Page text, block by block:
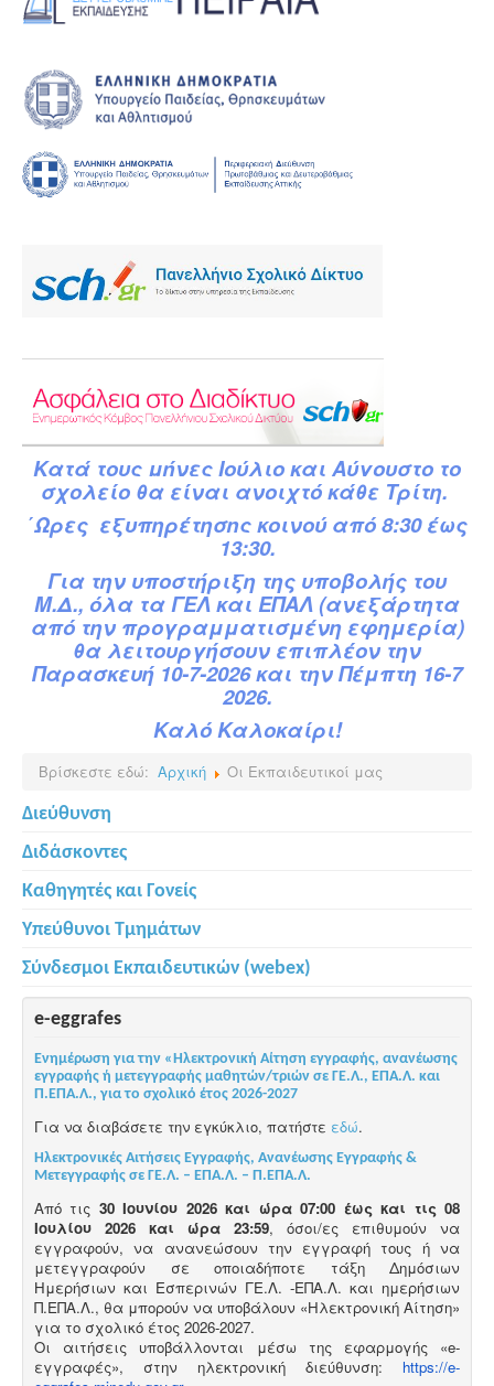
Κατά τους μήνες Ιούλιο και Αύγουστο το
σχολείο θα είναι ανοιχτό κάθε Τρίτη.
΄Ωρες εξυπηρέτησης κοινού από 8:30 έως
13:30.
Για την υποστήριξη της υποβολής του
Μ.Δ., όλα τα ΓΕΛ και ΕΠΑΛ (ανεξάρτητα
από την προγραμματισμένη εφημερία)
θα λειτουργήσουν επιπλέον την
Παρασκευή 10-7-2026 και την Πέμπτη 16-7
2026.
Καλό Καλοκαίρι!
Βρίσκεστε εδώ: Αρχική Οι Εκπαιδευτικοί μας
Διεύθυνση
Διδάσκοντες
Καθηγητές και Γονείς
Υπεύθυνοι Τμημάτων
Σύνδεσμοι Εκπαιδευτικών (webex)
e-eggrafes
Ενημέρωση για την «Ηλεκτρονική Αίτηση εγγραφής, ανανέωσης
εγγραφής ή μετεγγραφής μαθητών/τριών σε ΓΕ.Λ., ΕΠΑ.Λ. και
Π.ΕΠΑ.Λ., για το σχολικό έτος 2026-2027
Για να διαβάσετε την εγκύκλιο, πατήστε εδώ.
Ηλεκτρονικές Αιτήσεις Εγγραφής, Ανανέωσης Εγγραφής &
Μετεγγραφής σε ΓΕ.Λ. – ΕΠΑ.Λ. – Π.ΕΠΑ.Λ.
Από τις 30 Ιουνίου 2026 και ώρα 07:00 έως και τις 08
Ιουλίου 2026 και ώρα 23:59, όσοι/ες επιθυμούν να
εγγραφούν, να ανανεώσουν την εγγραφή τους ή να
μετεγγραφούν σε οποιαδήποτε τάξη Δημόσιων
Ημερήσιων και Εσπερινών ΓΕ.Λ. -ΕΠΑ.Λ. και ημερήσιων
Π.ΕΠΑ.Λ., θα μπορούν να υποβάλουν «Ηλεκτρονική Αίτηση»
για το σχολικό έτος 2026-2027.
Οι αιτήσεις υποβάλλονται μέσω της εφαρμογής «e-
εγγραφές», στην ηλεκτρονική διεύθυνση: https://e-